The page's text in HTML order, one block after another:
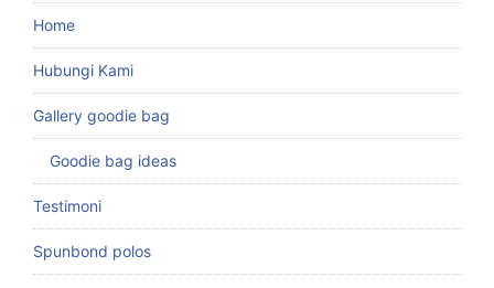
Home
Hubungi Kami
Gallery goodie bag
Goodie bag ideas
Testimoni
Spunbond polos